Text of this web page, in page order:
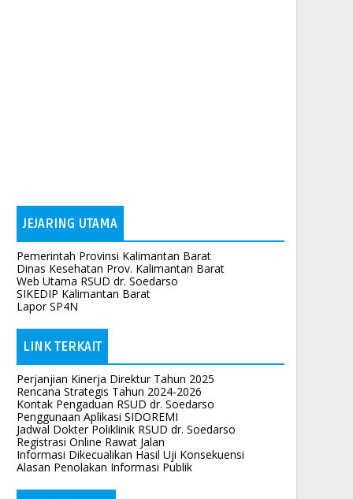
JEJARING UTAMA
Pemerintah Provinsi Kalimantan Barat
Dinas Kesehatan Prov. Kalimantan Barat
Web Utama RSUD dr. Soedarso
SIKEDIP Kalimantan Barat
Lapor SP4N
LINK TERKAIT
Perjanjian Kinerja Direktur Tahun 2025
Rencana Strategis Tahun 2024-2026
Kontak Pengaduan RSUD dr. Soedarso
Penggunaan Aplikasi SIDOREMI
Jadwal Dokter Poliklinik RSUD dr. Soedarso
Registrasi Online Rawat Jalan
Informasi Dikecualikan Hasil Uji Konsekuensi
Alasan Penolakan Informasi Publik